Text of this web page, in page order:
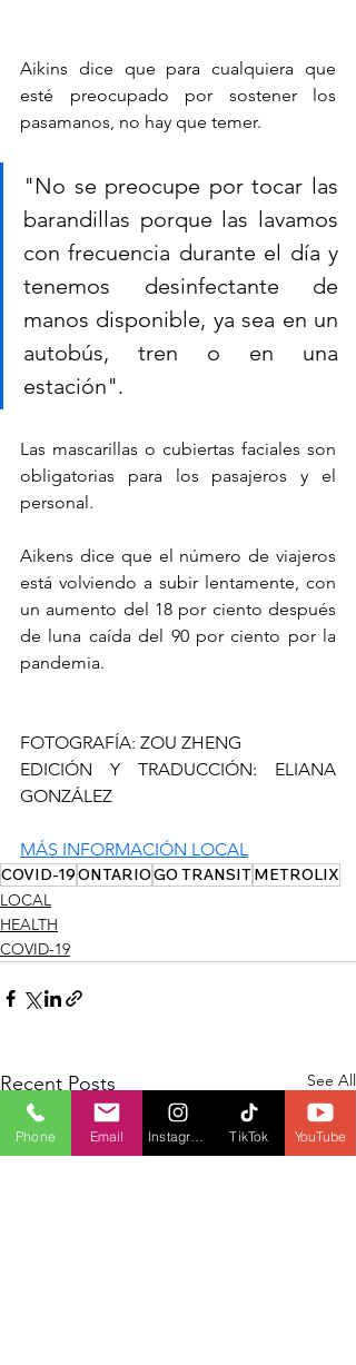
Aikins dice que para cualquiera que
esté preocupado por sostener los
pasamanos, no hay que temer.
"No se preocupe por tocar las
barandillas porque las lavamos
con frecuencia durante el día y
tenemos desinfectante de
manos disponible, ya sea en un
autobús, tren o en una
estación".
Las mascarillas o cubiertas faciales son
obligatorias para los pasajeros y el
personal.
Aikens dice que el número de viajeros
está volviendo a subir lentamente, con
un aumento del 18 por ciento después
de luna caída del 90 por ciento por la
pandemia.
FOTOGRAFÍA: ZOU ZHENG
EDICIÓN Y TRADUCCIÓN: ELIANA
GONZÁLEZ
MÁS INFORMACIÓN LOCAL
COVID-19ONTARIOGO TRANSITMETROLIX
LOCAL
HEALTH
COVID-19
Recent Posts See All
Phone Email TikTok YouTube